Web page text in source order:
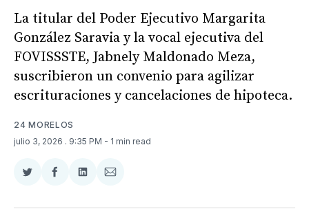
La titular del Poder Ejecutivo Margarita
González Saravia y la vocal ejecutiva del
FOVISSSTE, Jabnely Maldonado Meza,
suscribieron un convenio para agilizar
escrituraciones y cancelaciones de hipoteca.
24 MORELOS
julio 3, 2026 . 9:35 PM - 1 min read
Compartir
Twitter
Compartir
Facebook
Compartir
LinkedIn
Compartir
Email